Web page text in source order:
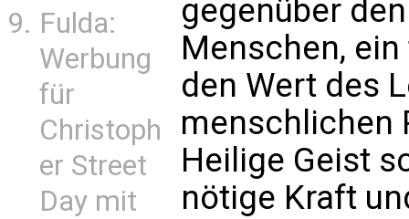
Fulda:
Werbung
für
Christoph
er Street
Day mit
gegenüber
Menschen,
den Wert des
menschlichen
Heilige Geist
nötige Kraft